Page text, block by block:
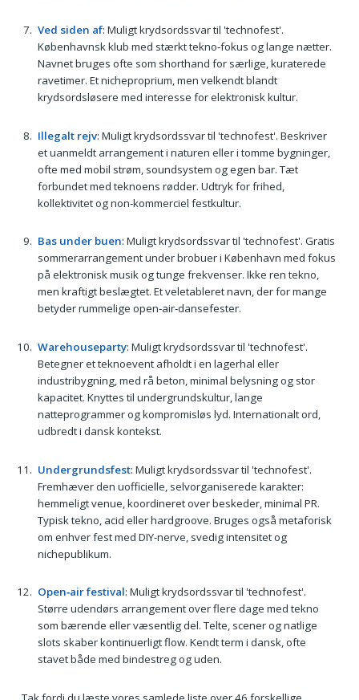
Ved siden af: Muligt krydsordssvar til 'technofest'.
Københavnsk klub med stærkt tekno‑fokus og lange nætter.
Navnet bruges ofte som shorthand for særlige, kuraterede
ravetimer. Et nicheproprium, men velkendt blandt
krydsordsløsere med interesse for elektronisk kultur.
Illegalt rejv: Muligt krydsordssvar til 'technofest'. Beskriver
et uanmeldt arrangement i naturen eller i tomme bygninger,
ofte med mobil strøm, soundsystem og egen bar. Tæt
forbundet med teknoens rødder. Udtryk for frihed,
kollektivitet og non‑kommerciel festkultur.
Bas under buen: Muligt krydsordssvar til 'technofest'. Gratis
sommerarrangement under brobuer i København med fokus
på elektronisk musik og tunge frekvenser. Ikke ren tekno,
men kraftigt beslægtet. Et veletableret navn, der for mange
betyder rummelige open‑air‑dansefester.
Warehouseparty: Muligt krydsordssvar til 'technofest'.
Betegner et teknoevent afholdt i en lagerhal eller
industribygning, med rå beton, minimal belysning og stor
kapacitet. Knyttes til undergrundskultur, lange
natteprogrammer og kompromisløs lyd. Internationalt ord,
udbredt i dansk kontekst.
Undergrundsfest: Muligt krydsordssvar til 'technofest'.
Fremhæver den uofficielle, selvorganiserede karakter:
hemmeligt venue, koordineret over beskeder, minimal PR.
Typisk tekno, acid eller hardgroove. Bruges også metaforisk
om enhver fest med DIY‑nerve, svedig intensitet og
nichepublikum.
Open‑air festival: Muligt krydsordssvar til 'technofest'.
Større udendørs arrangement over flere dage med tekno
som bærende eller væsentlig del. Telte, scener og natlige
slots skaber kontinuerligt flow. Kendt term i dansk, ofte
stavet både med bindestreg og uden.